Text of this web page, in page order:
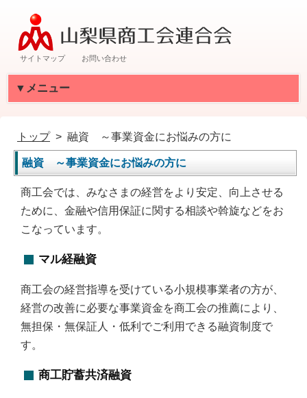
サイトマップ お問い合わせ
▼メニュー
トップ 融資 ～事業資金にお悩みの方に
融資 ～事業資金にお悩みの方に
商工会では、みなさまの経営をより安定、向上させる
ために、金融や信用保証に関する相談や斡旋などをお
こなっています。
マル経融資
商工会の経営指導を受けている小規模事業者の方が、
経営の改善に必要な事業資金を商工会の推薦により、
無担保・無保証人・低利でご利用できる融資制度で
す。
商工貯蓄共済融資